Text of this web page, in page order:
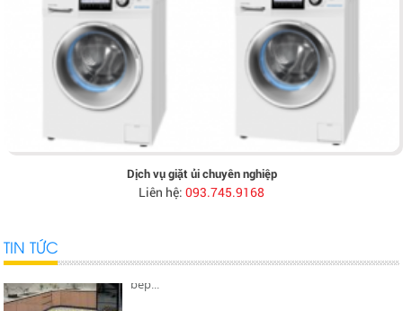
Dịch vụ giặt ủi chuyên nghiệp
Liên hệ: 093.745.9168
TIN TỨC
Tủ bếp nhựa acrylic bình dương
Tủ bếp nhựa bình dương, nội thất nhựa hoàng
nam chuyên thiết kế và thi công nội thất bếp
đẹp...
bếp...